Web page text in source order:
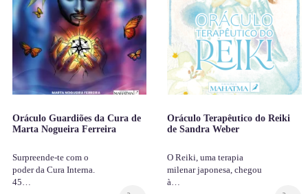
Oráculo Guardiões da Cura de
Marta Nogueira Ferreira
Surpreende-te com o
poder da Cura Interna.
45…
Oráculo Terapêutico do Reiki
de Sandra Weber
O Reiki, uma terapia
milenar japonesa, chegou
à…